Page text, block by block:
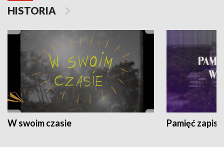
HISTORIA
W swoim czasie Pamięć